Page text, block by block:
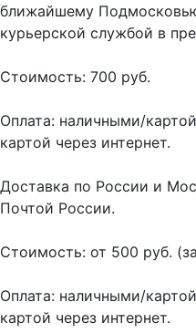
ближайшему
курьерской службой в
Стоимость: 700 руб.
Оплата: наличными/
картой через интернет.
Доставка по России и
Почтой России.
Стоимость: от 500 руб.
Оплата: наличными/
картой через интернет.